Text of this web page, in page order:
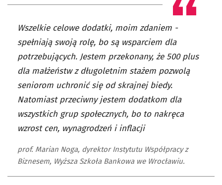
Wszelkie celowe dodatki, moim zdaniem -
spełniają swoją rolę, bo są wsparciem dla
potrzebujących. Jestem przekonany, że 500 plus
dla małżeństw z długoletnim stażem pozwolą
seniorom uchronić się od skrajnej biedy.
Natomiast przeciwny jestem dodatkom dla
wszystkich grup społecznych, bo to nakręca
wzrost cen, wynagrodzeń i inflacji
prof. Marian Noga, dyrektor Instytutu Współpracy z
Biznesem, Wyższa Szkoła Bankowa we Wrocławiu.